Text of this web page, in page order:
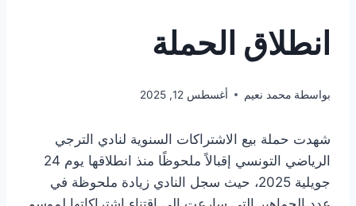
انطلاق الحملة
بواسطة محمد نعيم أغسطس 12, 2025
شهدت حملة بيع الاشتراكات السنوية لنادي الترجي
الرياضي التونسي إقبالاً ملحوظًا منذ انطلاقها يوم 24
جويلية 2025، حيث سجل النادي زيادة ملحوظة في